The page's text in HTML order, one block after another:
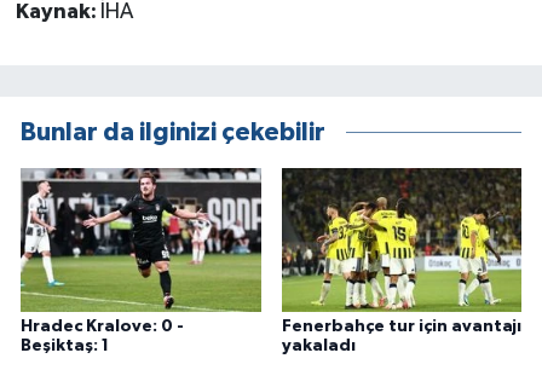
Kaynak: İHA
Bunlar da ilginizi çekebilir
Hradec Kralove: 0 -
Beşiktaş: 1
Fenerbahçe tur için avantajı
yakaladı